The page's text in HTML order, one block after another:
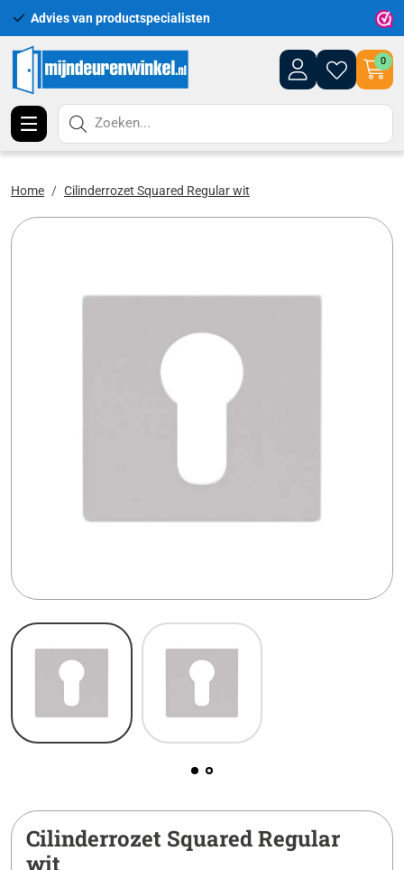
Advies van productspecialisten
0
Zoeken...
Home Cilinderrozet Squared Regular wit
Cilinderrozet Squared Regular
wit